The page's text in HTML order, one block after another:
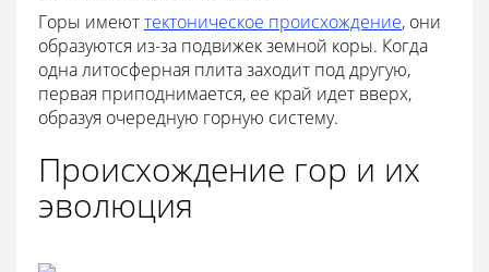
Горы имеюттектоническое происхождение, они
образуются из-за подвижек земной коры. Когда
одна литосферная плита заходит под другую,
первая приподнимается, ее край идет вверх,
образуя очередную горную систему.
Происхождение гор и их
эволюция